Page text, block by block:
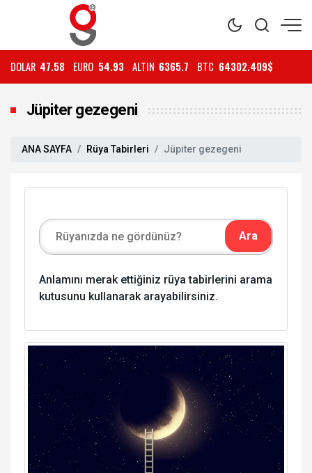
DOLAR 47.58 EURO 54.93 ALTIN 6365.7 BTC 64302.409$
Jüpiter gezegeni
ANA SAYFA Rüya Tabirleri Jüpiter gezegeni
Anlamını merak ettiğiniz rüya tabirlerini arama
kutusunu kullanarak arayabilirsiniz.